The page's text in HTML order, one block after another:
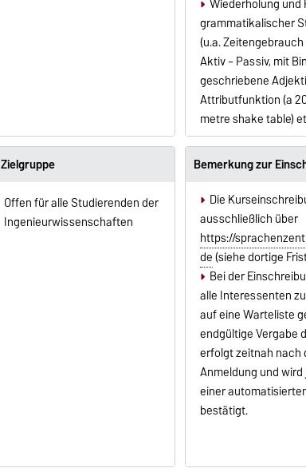
grammatikalischer
(u.a. Zeitengebrauch
Aktiv – Passiv, mit
geschriebene
Attributfunktion (a
metre shake table)
Zielgruppe
Offen für alle Studierenden der
Ingenieurwissenschaften
Bemerkung zur
Die
ausschließlich über
https://
de(siehe dortige
Bei der
alle Interessenten
auf eine Warteliste
endgültige Vergabe
erfolgt zeitnah nach
Anmeldung und
einer
bestätigt.